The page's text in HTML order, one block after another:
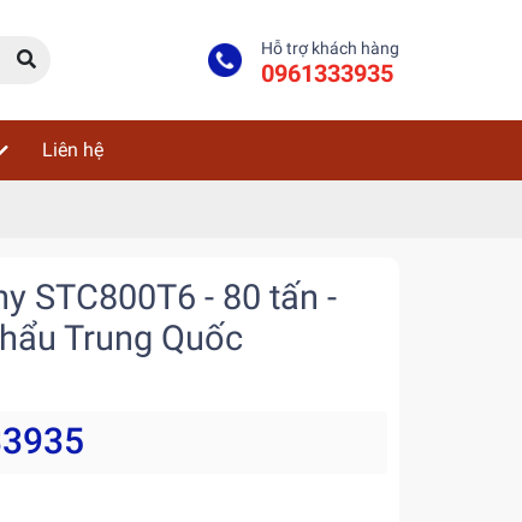
Hỗ trợ khách hàng
0961333935
Liên hệ
STC800T6 - 80 tấn -
Trung Quốc